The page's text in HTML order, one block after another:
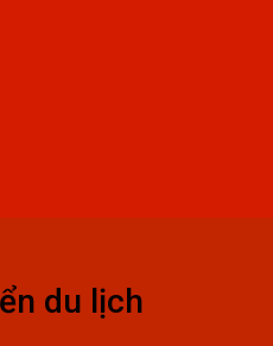
du lịch